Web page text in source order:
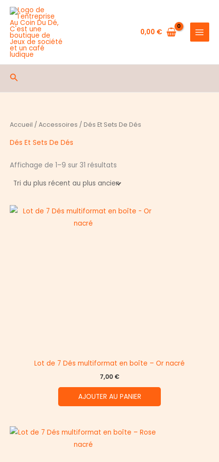
Aller
contenu
0,00 €
Rechercher
Accueil / Accessoires / Dés Et Sets De Dés
Dés Et Sets De Dés
Affichage de 1–9 sur 31 résultats
récent
Lot de 7 Dés multiformat en boîte – Or nacré
7,00 €
AJOUTER AU PANIER